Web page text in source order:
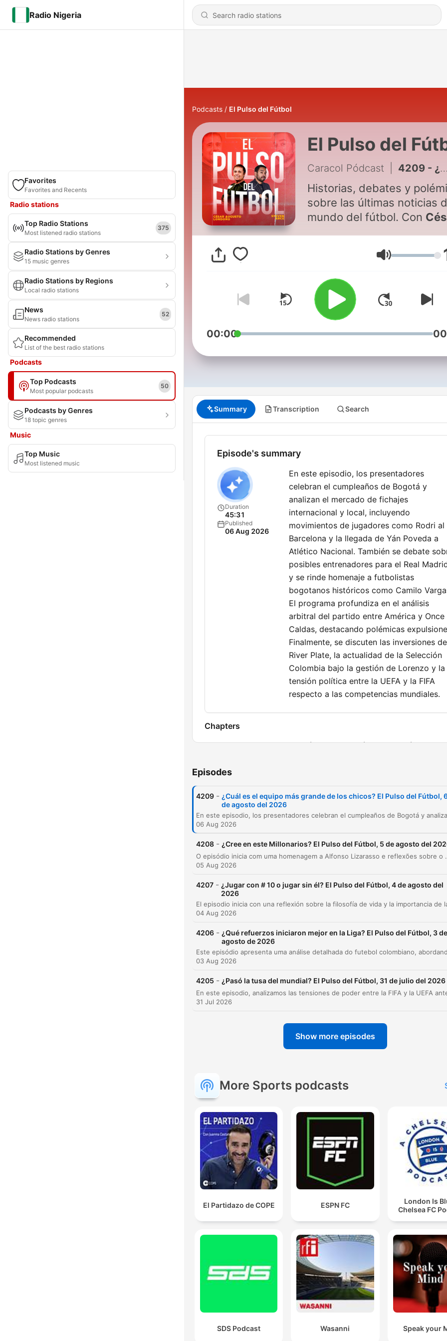
Radio Nigeria
Favorites
Favorites and Recents
Radio stations
Top Radio Stations
Most listened radio stations
375
Radio Stations by Genres
15 music genres
Radio Stations by Regions
Local radio stations
News
News radio stations
52
Recommended
List of the best radio stations
Podcasts
Top Podcasts
Most popular podcasts
50
Podcasts by Genres
18 topic genres
Music
Top Music
Most listened music
Podcasts El Pulso del Fútbol
El Pulso del
Caracol Pódcast 4209 - ¿Cuál es el equipo más grande de los chicos? El Pulso del Fútbol, 6 de agosto del 2026
Historias, debates y
sobre las últimas noticias
mundo del fútbol. Con
comentarios a:
elpulso@caracol.com.co
Volume
00:00
Summary Transcription Search
Episode's summary
Duration
45:31
Published
06 Aug 2026
En este episodio, los presentadores
celebran el cumpleaños de Bogotá y
analizan el mercado de fichajes
internacional y local, incluyendo
movimientos de jugadores como Rodri al
Barcelona y la llegada de Yán Poveda a
Atlético Nacional. También se debate
posibles entrenadores para el Real
y se rinde homenaje a futbolistas
bogotanos históricos como Camilo
El programa profundiza en el análisis
arbitral del partido entre América y Once
Caldas, destacando polémicas
Finalmente, se discuten las inversiones de
River Plate, la actualidad de la Selección
Colombia bajo la gestión de Lorenzo y la
tensión política entre la UEFA y la FIFA
respecto a las competencias mundiales.
Chapters
Introducción y celebración de Bogotá
00:14:19 Los mejores futbolistas bogotanos de la
Análisis arbitral: América vs. Once Caldas
00:38:00 Debate sobre la Selección Colombia y Lorenzo
00:41:27
Click on a chapter to go directly to that moment
Highlights
tratando de ser un hombre.
00:00:25 · Es la frase del día citando a Albert Camus al inicio
No, va a jugar con Pedri. A Pedri no lo sienta en el
Barcelona nadie.
y menospreciando.
00:18:54 · El presentador critica la falta de reconocimiento
los logros y el respeto que merece James Rodríguez.
Roja, absolutamente roja. Una zona muy sensible,
donde el más mínimo contacto lo puede usted llevar a
00:26:01 · Uno de los presentadores defiende la expulsión del
jugador Jeffrey Zapata basándose en la peligrosidad de la
jugada.
Estoy de acuerdo con la continuidad de Lorenzo,
continuidad no significa maquillar los resultados.
00:39:21 · Un oyente expresa su opinión crítica sobre la
del técnico de la Selección Colombia.
Episodes
4209 - ¿Cuál es el equipo más grande de los chicos? El Pulso del Fútbol,
de agosto del 2026
06 Aug 2026
4208 - ¿Cree en este Millonarios? El Pulso del Fútbol, 5 de agosto del
O episódio inicia com uma homenagem a Alfonso Lizarasso e reflexões sobre o medo, seguido por debates sobre transferências de
05 Aug 2026
4207 - ¿Jugar con # 10 o jugar sin él? El Pulso del Fútbol, 4 de agosto del
2026
04 Aug 2026
4206 - ¿Qué refuerzos iniciaron mejor en la Liga? El Pulso del Fútbol, 3 de
agosto de 2026
03 Aug 2026
4205 - ¿Pasó la tusa del mundial? El Pulso del Fútbol, 31 de julio del 2026
31 Jul 2026
Show more episodes
More Sports podcasts
El Partidazo de COPE ESPN FC
London Is
Chelsea FC
SDS Podcast Wasanni Speak your